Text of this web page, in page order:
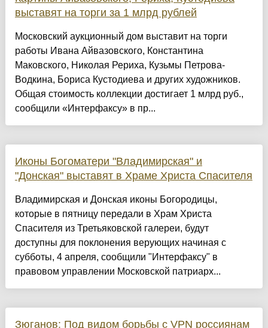
выставят на торги за 1 млрд рублей
Московский аукционный дом выставит на торги
работы Ивана Айвазовского, Константина
Маковского, Николая Рериха, Кузьмы Петрова-
Водкина, Бориса Кустодиева и других художников.
Общая стоимость коллекции достигает 1 млрд руб.,
сообщили «Интерфаксу» в пр...
Иконы Богоматери "Владимирская" и
"Донская" выставят в Храме Христа Спасителя
Владимирская и Донская иконы Богородицы,
которые в пятницу передали в Храм Христа
Спасителя из Третьяковской галереи, будут
доступны для поклонения верующих начиная с
субботы, 4 апреля, сообщили "Интерфаксу" в
правовом управлении Московской патриарх...
Зюганов: Под видом борьбы с VPN россиянам